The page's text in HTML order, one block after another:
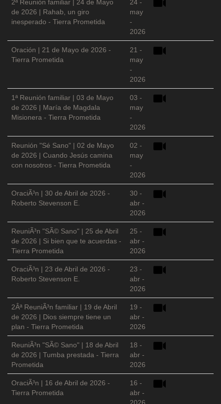
2ª Reunión familiar | 24 de Mayo
de 2026 | Rahab, un giro
inesperado - Tierra Prometida
24 -
may
-
2026
Oración | 21 de Mayo de 2026 -
Tierra Prometida
21 -
may
-
2026
1ª Reunión familiar | 03 de Mayo
de 2026 | María de Magdala
Misionera - Tierra Prometida
03 -
may
-
2026
Reunión "Sé Sano" | 02 de Mayo
de 2026 | Cuando Jesús camina
con nosotros - Tierra Prometida
02 -
may
-
2026
OraciÃ³n | 30 de Abril de 2026 -
Roberto Stevenson E.
30 -
abr -
2026
ReuniÃ³n "SÃ© Sano" | 25 de Abril
de 2026 | Si bien que te acuerdas -
Tierra Prometida
25 -
abr -
2026
OraciÃ³n | 23 de Abril de 2026 -
Roberto Stevenson E.
23 -
abr -
2026
2Âª ReuniÃ³n familiar | 19 de Abril
de 2026 | Dios siempre tiene un
plan - Tierra Prometida
19 -
abr -
2026
ReuniÃ³n "SÃ© Sano" | 18 de Abril
de 2026 | Tumba prestada - Tierra
Prometida
18 -
abr -
2026
OraciÃ³n | 16 de Abril de 2026 -
Tierra Prometida
16 -
abr -